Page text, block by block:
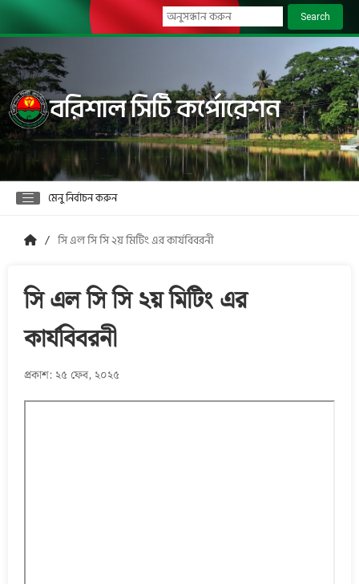
Search
বরিশাল সিটি কর্পোরেশন
মেনু নির্বাচন করুন
সি এল সি সি ২য় মিটিং এর কার্যবিবরনী
সি এল সি সি ২য় মিটিং এর
কার্যবিবরনী
প্রকাশ: ২৫ ফেব, ২০২৫